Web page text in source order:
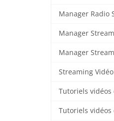
Streaming Vidéo